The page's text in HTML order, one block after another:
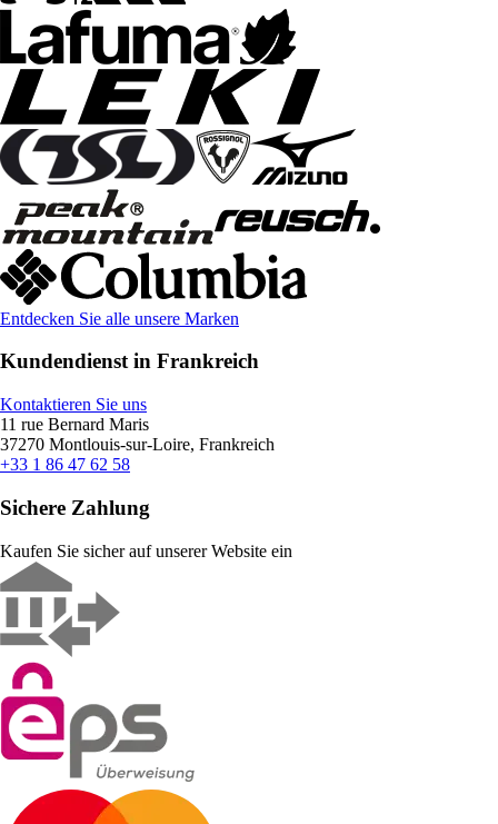
Entdecken Sie alle unsere Marken
Kundendienst in Frankreich
Kontaktieren Sie uns
11 rue Bernard Maris
37270 Montlouis-sur-Loire, Frankreich
+33 1 86 47 62 58
Sichere Zahlung
Kaufen Sie sicher auf unserer Website ein